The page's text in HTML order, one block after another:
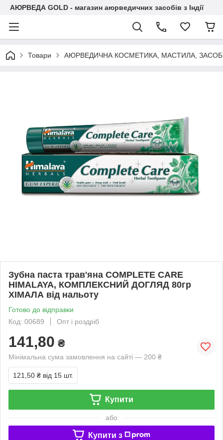
АЮРВЕДА GOLD - магазин аюрведичних засобів з Індії
Товари АЮРВЕДИЧНА КОСМЕТИКА, МАСТИЛА,
Зубна паста трав'яна COMPLETE CARE
HIMALAYA, КОМПЛЕКСНИЙ ДОГЛЯД 80гр
ХІМАЛА від нальоту
Готово до відправки
Код: 00689
Опт і роздріб
141,80 ₴
Мінімальна сума замовлення на сайті — 200 ₴
121,50 ₴ від 15 шт.
Купити
або
Купити з